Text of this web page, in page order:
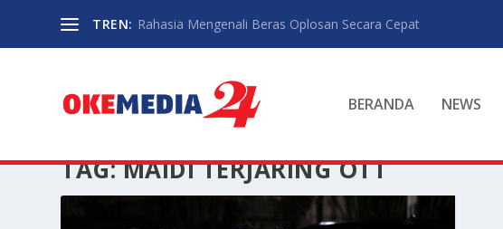
TREN: Rahasia Mengenali Beras Oplosan Secara Cepat
BERANDA NEWS
TAG:MAIDI TERJARING OTT